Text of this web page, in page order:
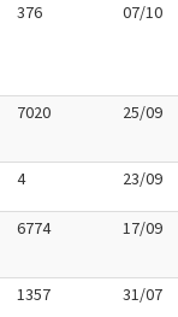
376 07/10
7020 25/09
4 23/09
6774 17/09
1357 31/07